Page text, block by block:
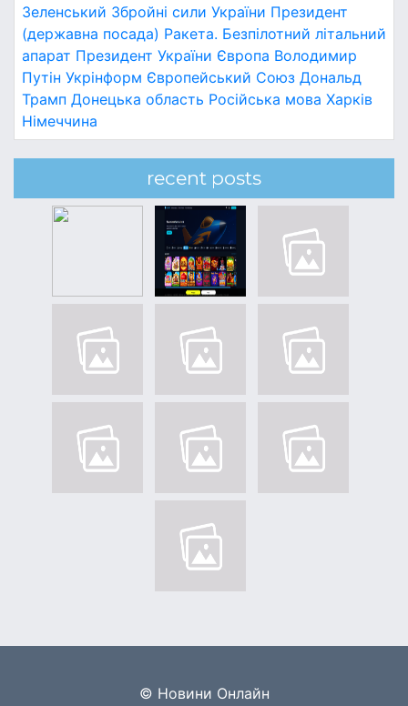
Зеленський Збройні сили України Президент
(державна посада) Ракета. Безпілотний літальний
апарат Президент України Європа Володимир
Путін Укрінформ Європейський Союз Дональд
Трамп Донецька область Російська мова Харків
Німеччина
recent posts
© Новини Онлайн